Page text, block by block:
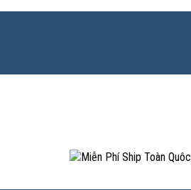
Miễn Phí Ship Toàn Quôc